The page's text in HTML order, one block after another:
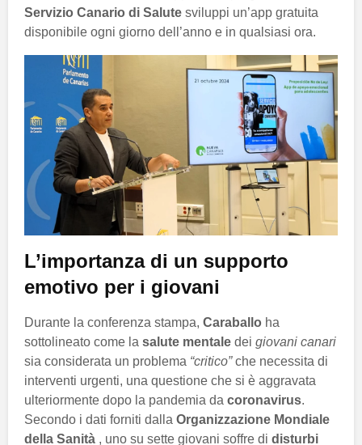
Servizio Canario di Salute sviluppi un’app gratuita
disponibile ogni giorno dell’anno e in qualsiasi ora.
L’importanza di un supporto
emotivo per i giovani
Durante la conferenza stampa, Caraballo ha
sottolineato come la salute mentale dei giovani canari
sia considerata un problema “critico”che necessita di
interventi urgenti, una questione che si è aggravata
ulteriormente dopo la pandemia da coronavirus.
Secondo i dati forniti dalla Organizzazione Mondiale
della Sanità , uno su sette giovani soffre di disturbi